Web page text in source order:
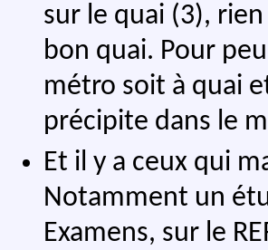
sur le quai (3),
bon quai. Pour
métro soit à quai
précipite dans le
Et il y a ceux qui
Notamment un
Examens, sur le